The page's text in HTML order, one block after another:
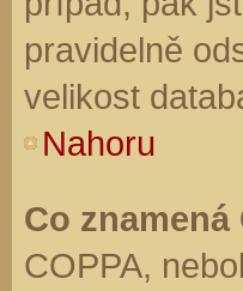
pravidelně
velikost
Nahoru
Co znamená
COPPA,